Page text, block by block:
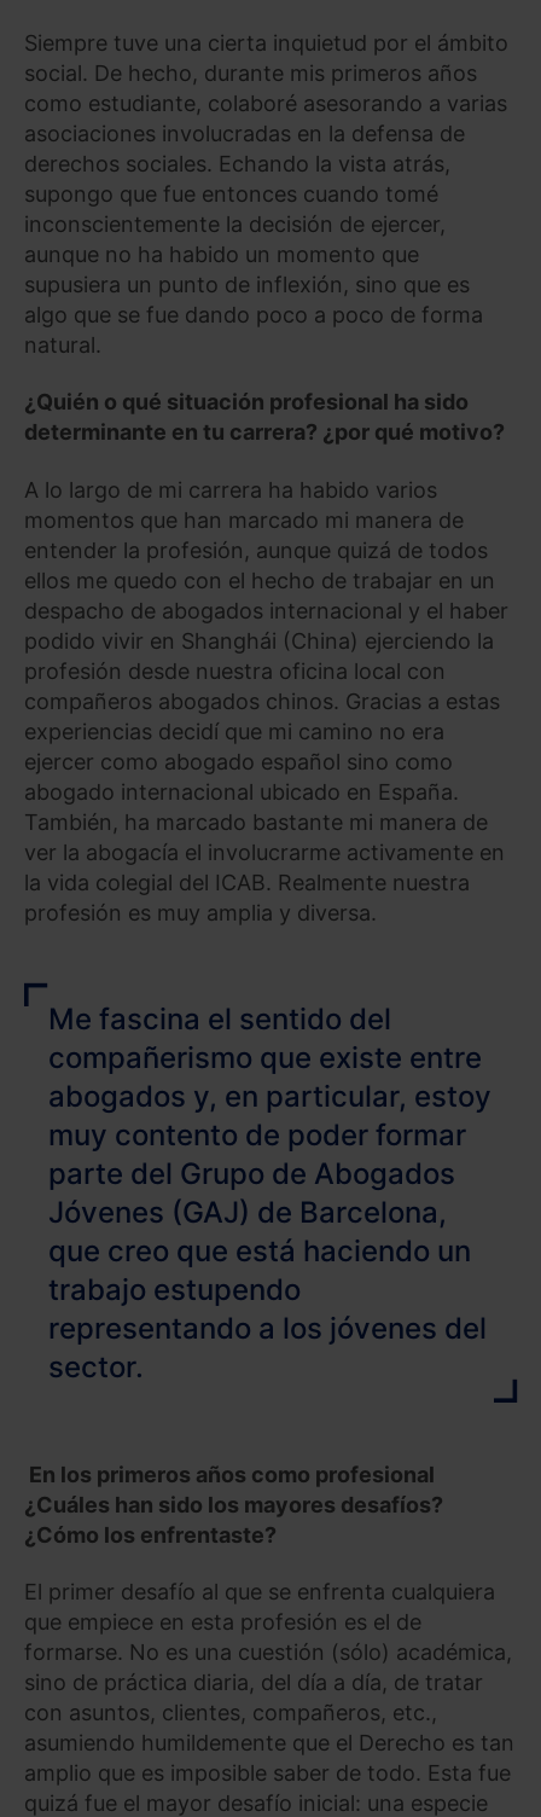
Siempre tuve una cierta inquietud por el ámbito
social. De hecho, durante mis primeros años
como estudiante, colaboré asesorando a varias
asociaciones involucradas en la defensa de
derechos sociales. Echando la vista atrás,
supongo que fue entonces cuando tomé
inconscientemente la decisión de ejercer,
aunque no ha habido un momento que
supusiera un punto de inflexión, sino que es
algo que se fue dando poco a poco de forma
natural.
¿Quién o qué situación profesional ha sido
determinante en tu carrera? ¿por qué motivo?
A lo largo de mi carrera ha habido varios
momentos que han marcado mi manera de
entender la profesión, aunque quizá de todos
ellos me quedo con el hecho de trabajar en un
despacho de abogados internacional y el haber
podido vivir en Shanghái (China) ejerciendo la
profesión desde nuestra oficina local con
compañeros abogados chinos. Gracias a estas
experiencias decidí que mi camino no era
ejercer como abogado español sino como
abogado internacional ubicado en España.
También, ha marcado bastante mi manera de
ver la abogacía el involucrarme activamente en
la vida colegial del ICAB. Realmente nuestra
profesión es muy amplia y diversa.
Me fascina el sentido del
compañerismo que existe entre
abogados y, en particular, estoy
muy contento de poder formar
parte del Grupo de Abogados
Jóvenes (GAJ) de Barcelona,
que creo que está haciendo un
trabajo estupendo
representando a los jóvenes del
sector.
En los primeros años como profesional
¿Cuáles han sido los mayores desafíos?
¿Cómo los enfrentaste?
El primer desafío al que se enfrenta cualquiera
que empiece en esta profesión es el de
formarse. No es una cuestión (sólo) académica,
sino de práctica diaria, del día a día, de tratar
con asuntos, clientes, compañeros, etc.,
asumiendo humildemente que el Derecho es tan
amplio que es imposible saber de todo. Esta fue
quizá fue el mayor desafío inicial: una especie